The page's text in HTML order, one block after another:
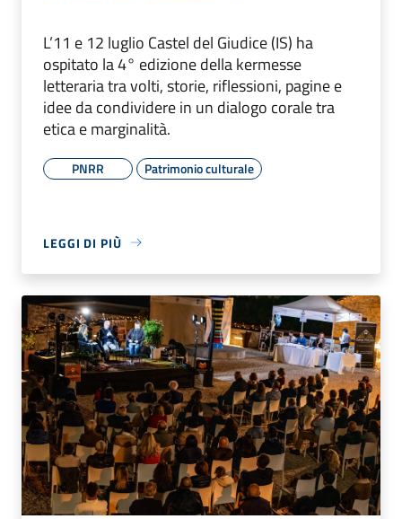
L’11 e 12 luglio Castel del Giudice (IS) ha
ospitato la 4° edizione della kermesse
letteraria tra volti, storie, riflessioni, pagine e
idee da condividere in un dialogo corale tra
etica e marginalità.
PNRR Patrimonio culturale
LEGGI DI PIÙ